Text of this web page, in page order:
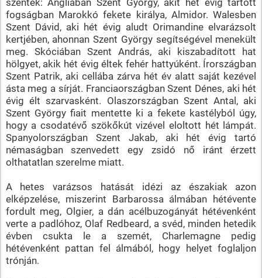
fogságban Marokkó fekete királya, Almidor. Walesben
Szent Dávid, aki hét évig aludt Orimandine elvarázsolt
kertjében, ahonnan Szent György segítségével menekült
meg. Skóciában Szent András, aki kiszabadított hat
hölgyet, akik hét évig éltek fehér hattyúként. Írországban
Szent Patrik, aki cellába zárva hét év alatt saját kezével
ásta meg a sírját. Franciaországban Szent Dénes, aki hét
évig élt szarvasként. Olaszországban Szent Antal, aki
Szent György fiait mentette ki a fekete kastélyból úgy,
hogy a csodatévő szökőkút vizével eloltott hét lámpát.
Spanyolországban Szent Jakab, aki hét évig tartó
némaságban szenvedett egy zsidó nő iránt érzett
olthatatlan szerelme miatt.
A hetes varázsos hatását idézi az északiak azon
elképzelése, miszerint Barbarossa álmában hétévente
fordult meg, Olgier, a dán acélbuzogányát hétévenként
verte a padlóhoz, Olaf Redbeard, a svéd, minden hetedik
évben csukta le a szemét, Charlemagne pedig
hétévenként pattan fel álmából, hogy helyet foglaljon
trónján.